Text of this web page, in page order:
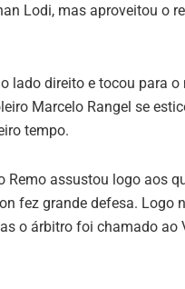
Lodi, mas aproveitou o
lado direito e tocou para o
Marcelo Rangel se
tempo.
Remo assustou logo aos
fez grande defesa. Logo
o árbitro foi chamado ao